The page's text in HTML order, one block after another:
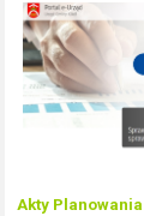
Akty